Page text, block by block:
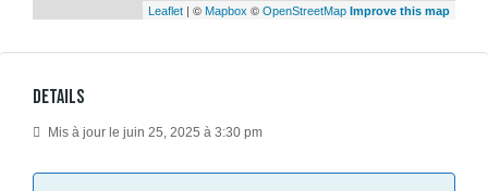
Leaflet | © Mapbox © OpenStreetMap Improve this map
Details
Mis à jour le juin 25, 2025 à 3:30 pm